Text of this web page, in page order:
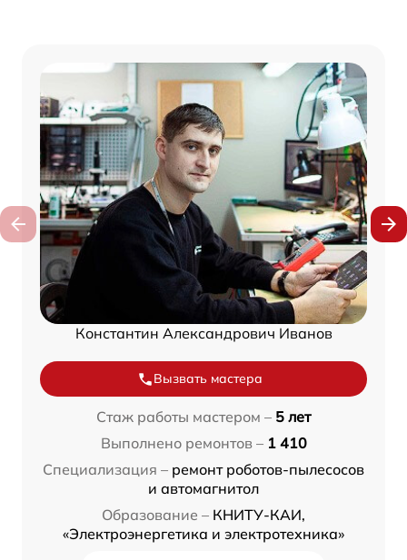
Константин Александрович Иванов
Вызвать мастера
Стаж работы мастером – 5 лет
Выполнено ремонтов – 1 410
Специализация – ремонт роботов-пылесосов
и автомагнитол
Образование – КНИТУ-КАИ,
«Электроэнергетика и электротехника»